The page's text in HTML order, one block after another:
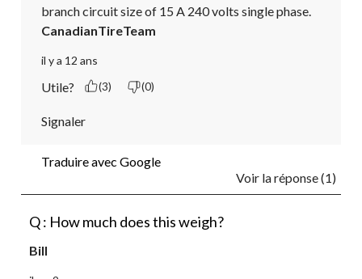
branch circuit size of 15 A 240 volts single phase.
CanadianTireTeam
il y a 12 ans
Utile? (3) (0)
Signaler
Traduire avec Google
Voir la réponse (1)
Q : How much does this weigh?
Bill